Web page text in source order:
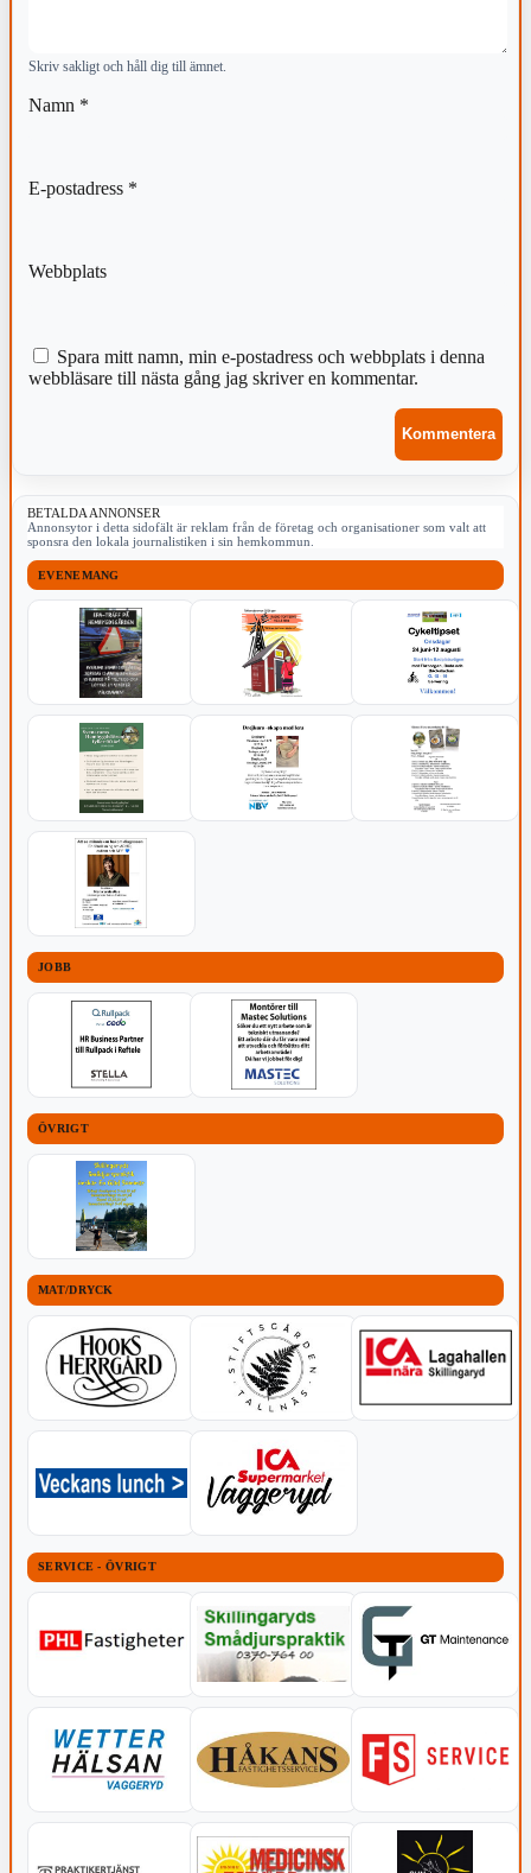
Skriv sakligt och håll dig till ämnet.
Namn *
E-postadress *
Webbplats
Spara mitt namn, min e-postadress och webbplats i denna
webbläsare till nästa gång jag skriver en kommentar.
BETALDA ANNONSER
Annonsytor i detta sidofält är reklam från de företag och organisationer som valt att
sponsra den lokala journalistiken i sin hemkommun.
EVENEMANG
JOBB
ÖVRIGT
MAT/DRYCK
SERVICE - ÖVRIGT